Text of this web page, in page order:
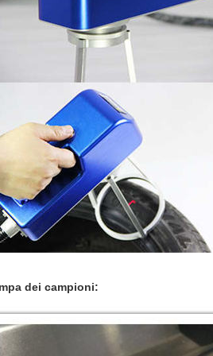
dei campioni: